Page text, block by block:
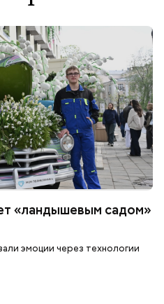
«ландышевым садом»
эмоции через технологии